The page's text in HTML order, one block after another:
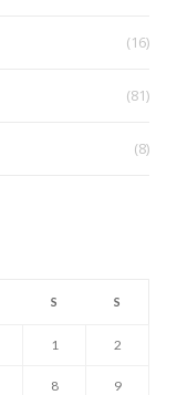
(16)
(81)
(8)
S S
1 2
8 9